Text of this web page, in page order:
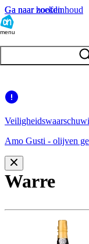
Ga naar hoofdinhoud
Ga naar zoeken
menu
Amo Gusti - olijven
Warre